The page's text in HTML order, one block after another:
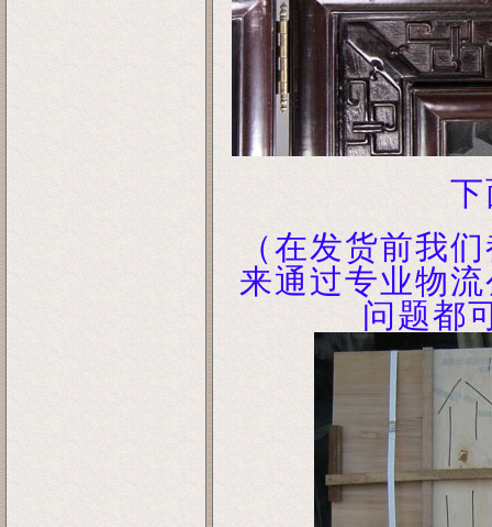
（在发货前我
来通过专业物
问题都